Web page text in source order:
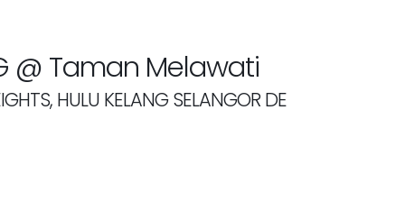
@ Taman Melawati
HULU KELANG SELANGOR DE